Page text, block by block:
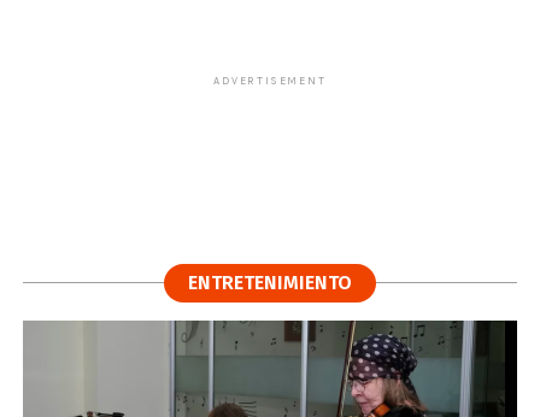
ADVERTISEMENT
ENTRETENIMIENTO